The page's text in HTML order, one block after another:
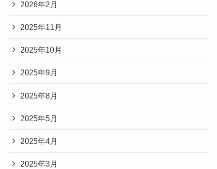
2026年2月
2025年11月
2025年10月
2025年9月
2025年8月
2025年5月
2025年4月
2025年3月